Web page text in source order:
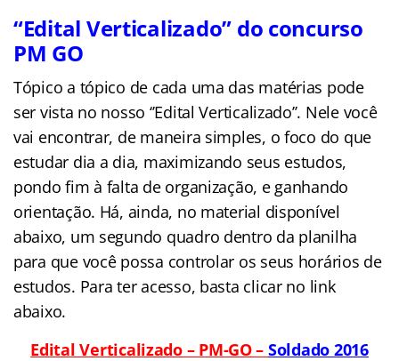
“Edital Verticalizado” do concurso
PM GO
Tópico a tópico de cada uma das matérias pode
ser vista no nosso ‘’Edital Verticalizado’’. Nele você
vai encontrar, de maneira simples, o foco do que
estudar dia a dia, maximizando seus estudos,
pondo fim à falta de organização, e ganhando
orientação. Há, ainda, no material disponível
abaixo, um segundo quadro dentro da planilha
para que você possa controlar os seus horários de
estudos. Para ter acesso, basta clicar no link
abaixo.
Edital Verticalizado – PM-GO – Soldado 2016